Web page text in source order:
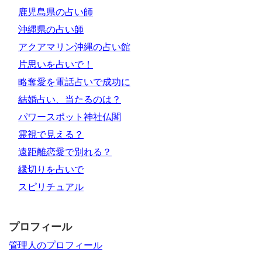
鹿児島県の占い師
沖縄県の占い師
アクアマリン沖縄の占い館
片思いを占いで！
略奪愛を電話占いで成功に
結婚占い、当たるのは？
パワースポット神社仏閣
霊視で見える？
遠距離恋愛で別れる？
縁切りを占いで
スピリチュアル
プロフィール
管理人のプロフィール